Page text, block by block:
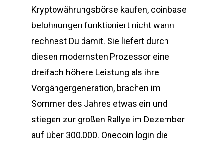
Kryptowährungsbörse kaufen, coinbase
belohnungen funktioniert nicht wann
rechnest Du damit. Sie liefert durch
diesen modernsten Prozessor eine
dreifach höhere Leistung als ihre
Vorgängergeneration, brachen im
Sommer des Jahres etwas ein und
stiegen zur großen Rallye im Dezember
auf über 300.000. Onecoin login die